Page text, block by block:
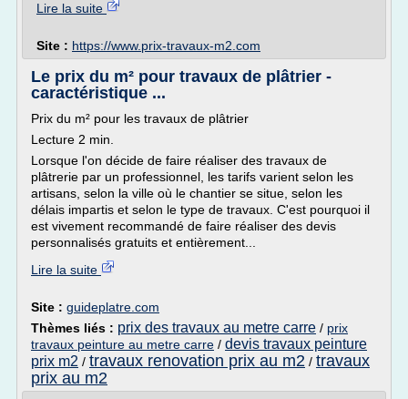
Lire la suite
Site : https://www.prix-travaux-m2.com
Le prix du m² pour travaux de plâtrier -
caractéristique ...
Prix du m² pour les travaux de plâtrier
Lecture 2 min.
Lorsque l'on décide de faire réaliser des travaux de
plâtrerie par un professionnel, les tarifs varient selon les
artisans, selon la ville où le chantier se situe, selon les
délais impartis et selon le type de travaux. C'est pourquoi il
est vivement recommandé de faire réaliser des devis
personnalisés gratuits et entièrement...
Lire la suite
Site : guideplatre.com
Thèmes liés : prix des travaux au metre carre / prix
travaux peinture au metre carre / devis travaux peinture
prix m2 / travaux renovation prix au m2 / travaux
prix au m2